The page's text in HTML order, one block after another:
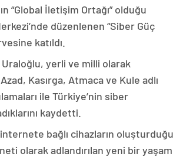
“Global İletişim Ortağı” olduğu
düzenlenen “Siber Güç
katıldı.
yerli ve milli olarak
Kasırga, Atmaca ve Kule adlı
ile Türkiye’nin siber
kaydetti.
bağlı cihazların oluşturduğu
olarak adlandırılan yeni bir yaşam